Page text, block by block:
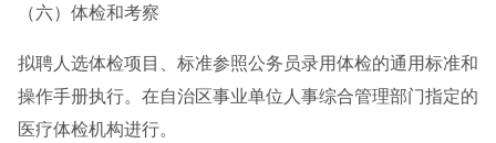
（六）体检和考察
拟聘人选体检项目、标准参照公务员录用体检的通用标准和
操作手册执行。在自治区事业单位人事综合管理部门指定的
医疗体检机构进行。